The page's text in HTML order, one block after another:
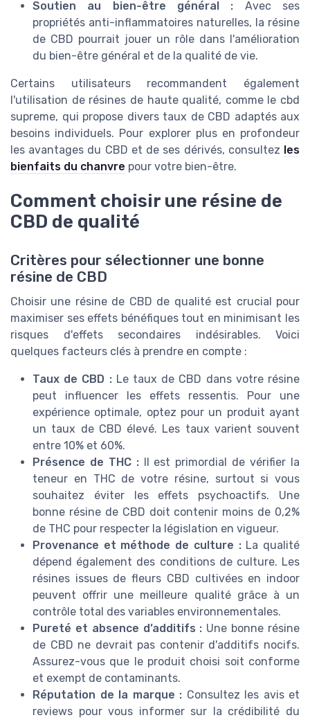
Soutien au bien-être général : Avec ses
propriétés anti-inflammatoires naturelles, la résine
de CBD pourrait jouer un rôle dans l'amélioration
du bien-être général et de la qualité de vie.
Certains utilisateurs recommandent également
l'utilisation de résines de haute qualité, comme le cbd
supreme, qui propose divers taux de CBD adaptés aux
besoins individuels. Pour explorer plus en profondeur
les avantages du CBD et de ses dérivés, consultez les
bienfaits du chanvre pour votre bien-être.
Comment choisir une résine de
CBD de qualité
Critères pour sélectionner une bonne
résine de CBD
Choisir une résine de CBD de qualité est crucial pour
maximiser ses effets bénéfiques tout en minimisant les
risques d'effets secondaires indésirables. Voici
quelques facteurs clés à prendre en compte :
Taux de CBD :Le taux de CBD dans votre résine
peut influencer les effets ressentis. Pour une
expérience optimale, optez pour un produit ayant
un taux de CBD élevé. Les taux varient souvent
entre 10% et 60%.
Présence de THC :Il est primordial de vérifier la
teneur en THC de votre résine, surtout si vous
souhaitez éviter les effets psychoactifs. Une
bonne résine de CBD doit contenir moins de 0,2%
de THC pour respecter la législation en vigueur.
Provenance et méthode de culture :La qualité
dépend également des conditions de culture. Les
résines issues de fleurs CBD cultivées en indoor
peuvent offrir une meilleure qualité grâce à un
contrôle total des variables environnementales.
Pureté et absence d’additifs : Une bonne résine
de CBD ne devrait pas contenir d'additifs nocifs.
Assurez-vous que le produit choisi soit conforme
et exempt de contaminants.
Réputation de la marque : Consultez les avis et
reviews pour vous informer sur la crédibilité du